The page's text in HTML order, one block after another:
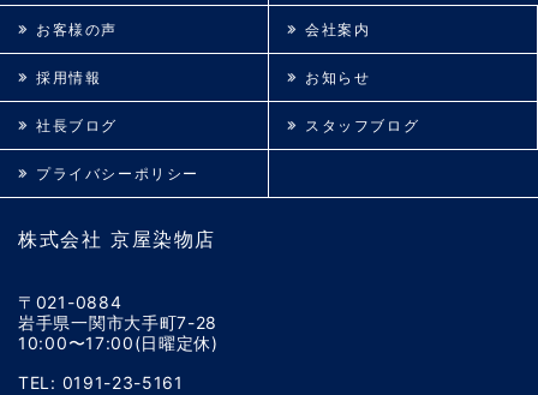
株式会社 京屋染物店
〒021-0884
岩手県一関市大手町7-28
10:00〜17:00(日曜定休)
TEL: 0191-23-5161
お客様の声 会社案内
採用情報 お知らせ
社長ブログ スタッフブログ
プライバシーポリシー